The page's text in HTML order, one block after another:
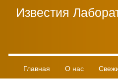
Известия
Главная О нас